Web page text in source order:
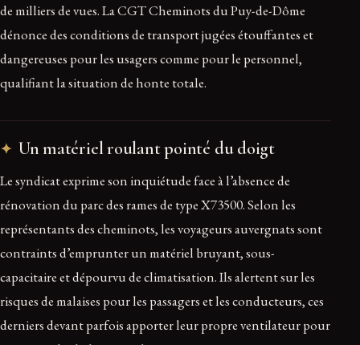
de milliers de vues. La CGT Cheminots du Puy-de-Dôme
dénonce des conditions de transport jugées étouffantes et
dangereuses pour les usagers comme pour le personnel,
qualifiant la situation de honte totale.
Un matériel roulant pointé du doigt
Le syndicat exprime son inquiétude face à l’absence de
rénovation du parc des rames de type X73500. Selon les
représentants des cheminots, les voyageurs auvergnats sont
contraints d’emprunter un matériel bruyant, sous-
capacitaire et dépourvu de climatisation. Ils alertent sur les
risques de malaises pour les passagers et les conducteurs, ces
derniers devant parfois apporter leur propre ventilateur pour